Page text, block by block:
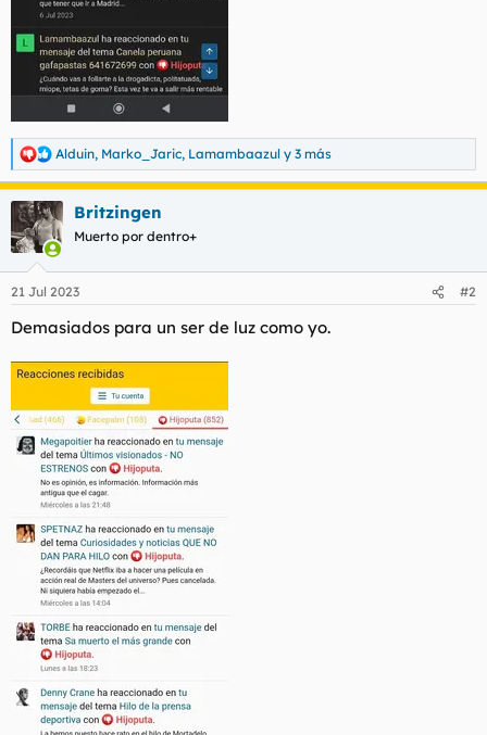
R
e
a
c
c
i
e
:
Alduin, Marko_Jaric, Lamambaazul y 3 más
Britzingen
Muerto por dentro+
21 Jul 2023 #2
Demasiados para un ser de luz como yo.